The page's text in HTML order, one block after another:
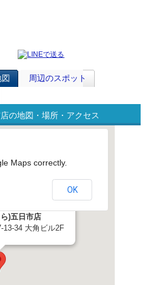
周辺のスポット
の地図・場所・アクセス
)五日市店
13-34 大角ビル2F
Maps correctly.
OK